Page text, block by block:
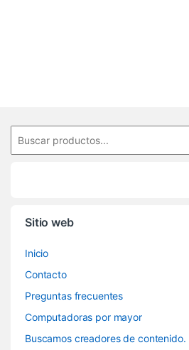
7
Sitio web
Inicio
Contacto
Preguntas frecuentes
Computadoras por mayor
Buscamos creadores de contenido.